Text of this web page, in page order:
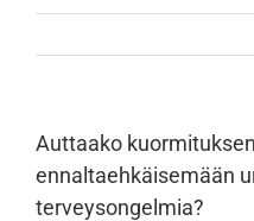
Auttaako
ennaltaehkäisemään
terveysongelmia?